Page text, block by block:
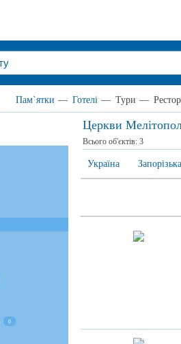
Пам`ятки — Готелі — Тури —
Церкви
Всього об'єктів: 3
Україна
0